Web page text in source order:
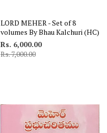
LORD MEHER - Set of 8
volumes By Bhau Kalchuri (HC)
Rs. 6,000.00
Rs. 7,000.00